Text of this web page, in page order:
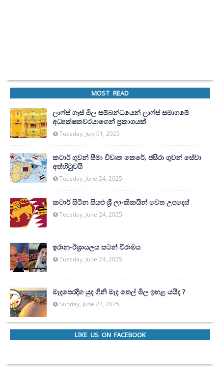
MOST READ
ලාෆ්ස් ගෑස් මිල සම්බන්ධයෙන් ලාෆ්ස් සමාගමේ
අධ්‍යක්ෂකවරයාගෙන් ප්‍රකාශයක්
Tuesday, July 01, 2025
කටාර් ගුවන් සීමා විවෘත කෙරේ, ජසීරා ගුවන් සේවා
අත්හි‍ටුවයි
Tuesday, June 24, 2025
කටාර් සිටින සියළු ශ්‍රී ලාංකිකයින් වෙත උපදෙස්
Tuesday, June 24, 2025
ඉරාන-ඊශ්‍රායලය සටන් විරාමය
Tuesday, June 24, 2025
මැදපෙරදිග යුද ගිනි මැද තෙල් මිල ඉහළ යයිද ?
Sunday, June 22, 2025
LIKE US ON FACEBOOK